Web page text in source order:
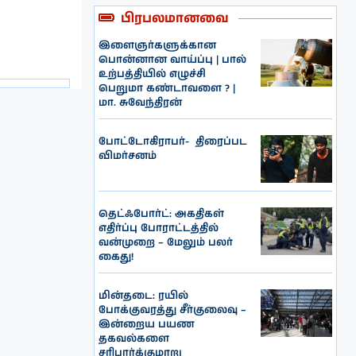
பிரபலமானவை
இளைஞர்களுக்கான
பொன்னான வாய்ப்பு | பால்
உற்பத்தியில் எழுச்சி
பெறுமா கண்டாவளை ? |
மா. சுவேந்திரன்
போட்டோகிராபர்- ‌ திரைப்பட
விமர்சனம்
தெட்ஃபோர்ட்: அகதிகள்
எதிர்ப்பு போராட்டத்தில்
வன்முறை – மேலும் பலர்
கைது!
மின்தடை: ரயில்
போக்குவரத்து சீர்குலைவு –
இன்றைய பயண
தகவல்களை